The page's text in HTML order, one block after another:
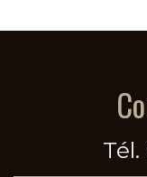
Tél.